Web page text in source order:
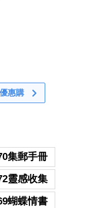
惠購
集郵手冊
靈感收集
蝴蝶情書